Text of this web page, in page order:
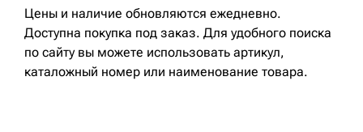
Цены и наличие обновляются ежедневно.
Доступна покупка под заказ. Для удобного поиска
по сайту вы можете использовать артикул,
каталожный номер или наименование товара.